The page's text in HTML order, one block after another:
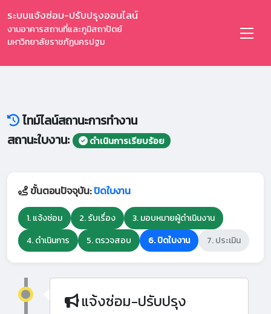
ระบบแจ้งซ่อม-ปรับปรุงออนไลน์
งานอาคารสถานที่และภูมิสถาปัตย์
มหาวิทยาลัยราชภัฏนครปฐม
ไทม์ไลน์สถานะการทำงาน
สถานะใบงาน:
ดำเนินการเรียบร้อย
ขั้นตอนปัจจุบัน:ปิดใบงาน
1. แจ้งซ่อม 2. รับเรื่อง
3. มอบหมายผู้ดำเนินงาน
4. ดำเนินการ
5. ตรวจสอบ 6. ปิดใบงาน 7. ประเมิน
แจ้งซ่อม-ปรับปรุง